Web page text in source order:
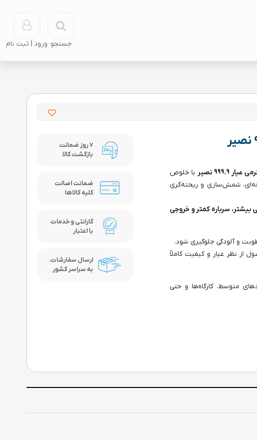
جستجو
با خلوص
حرفه‌ای، شمش‌سازی و ریخته‌گری
بیشتر، سرباره کمتر و خروجی
و آلودگی جلوگیری شود.
از نظر عیار و کیفیت کاملاً
متوسط، کارگاه‌ها و حتی
7 روز ضمانت
بازگشت کالا
ضمانت اصالت
کلیه کالاها
گارانتی و خدمات
با اعتبار
ارسال سفارشات
به سراسر کشور